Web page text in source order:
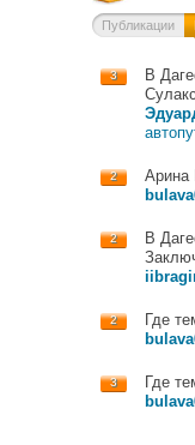
Публикации
3
В
2
Арина
2
В
2
Где
3
Где